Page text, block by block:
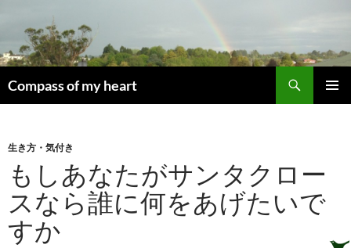
ン
ツ
へ
キ
Compass of my heart
索
生き方・気付き
もしあなたがサンタクロー
スなら誰に何をあげたいで
すか